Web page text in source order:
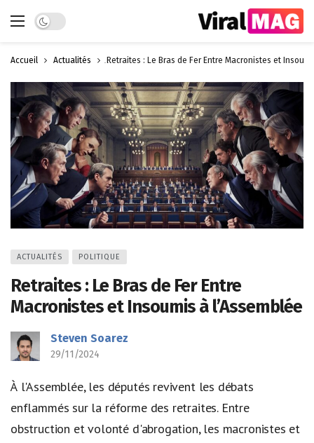
Dark mode
Accueil Actualités Retraites : Le Bras de Fer Entre Macronistes et
ACTUALITÉS POLITIQUE
Retraites : Le Bras de Fer Entre
Macronistes et Insoumis à l’Assemblée
Steven Soarez
29/11/2024
À l'Assemblée, les députés revivent les débats
enflammés sur la réforme des retraites. Entre
obstruction et volonté d'abrogation, les macronistes et